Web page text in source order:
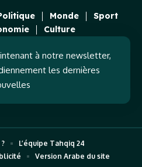
Monde
Sport
Culture
à notre newsletter,
les dernières
L’équipe Tahqiq 24
Version Arabe du site